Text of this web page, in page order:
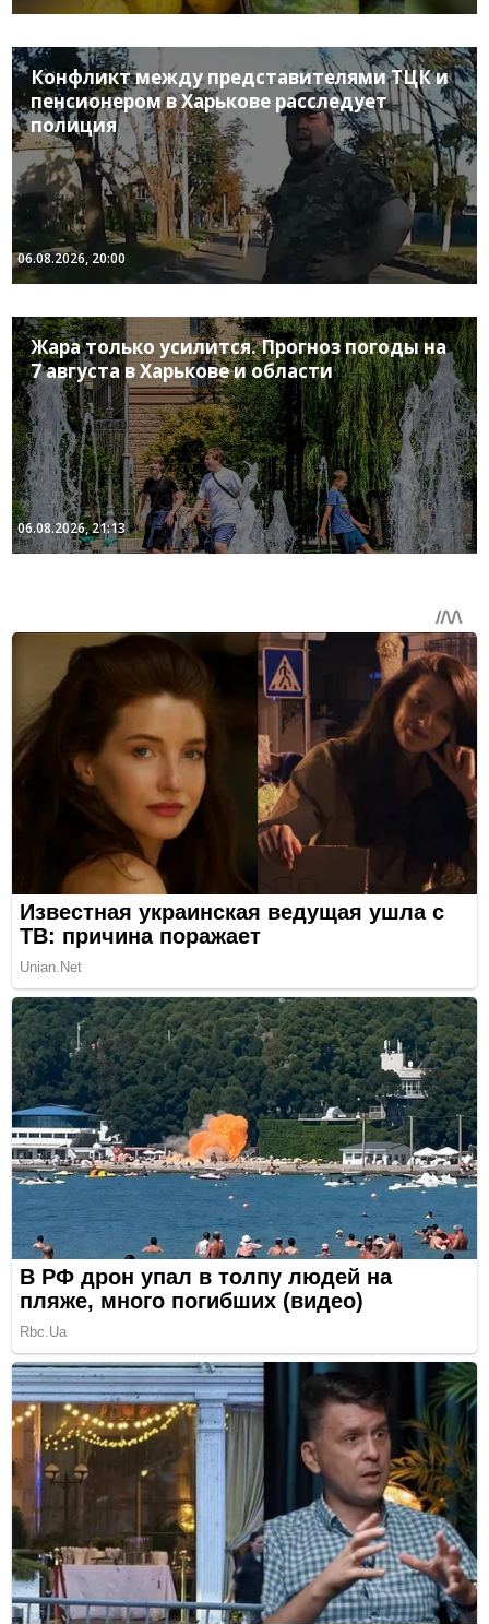
Конфликт между представителями ТЦК и
пенсионером в Харькове расследует
полиция
06.08.2026, 20:00
Жара только усилится. Прогноз погоды на
7 августа в Харькове и области
06.08.2026, 21:13